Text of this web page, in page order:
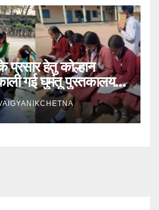
प्रसार हेतु कोल्हान
गई घुमंतू पुस्तकालय